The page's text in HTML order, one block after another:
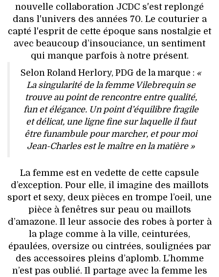
nouvelle collaboration JCDC s'est replongé
dans l'univers des années 70. Le couturier a
capté l'esprit de cette époque sans nostalgie et
avec beaucoup d’insouciance, un sentiment
qui manque parfois à notre présent.
Selon Roland Herlory, PDG de la marque : «
La singularité de la femme Vilebrequin se
trouve au point de rencontre entre qualité,
fun et élégance. Un point d’équilibre fragile
et délicat, une ligne fine sur laquelle il faut
être funambule pour marcher, et pour moi
Jean-Charles est le maître en la matière »
La femme est en vedette de cette capsule
d’exception. Pour elle, il imagine des maillots
sport et sexy, deux pièces en trompe l’oeil, une
pièce à fenêtres sur peau ou maillots
d’amazone. Il leur associe des robes à porter à
la plage comme à la ville, ceinturées,
épaulées, oversize ou cintrées, soulignées par
des accessoires pleins d’aplomb. L’homme
n’est pas oublié. Il partage avec la femme les